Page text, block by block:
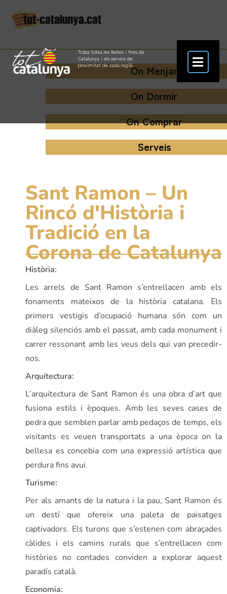
Troba totes les festes i fires de
Catalunya i els serveis de
proximitat de cada regió.On Menjar
On Dormir
On Comprar
Serveis
Sant Ramon – Un
Rincó d'Història i
Tradició en la
Corona de Catalunya
Història:
Les arrels de Sant Ramon s’entrellacen amb els
fonaments mateixos de la història catalana. Els
primers vestigis d’ocupació humana són com un
diàleg silenciós amb el passat, amb cada monument i
carrer ressonant amb les veus dels qui van precedir-
nos.
Arquitectura:
L’arquitectura de Sant Ramon és una obra d’art que
fusiona estils i èpoques. Amb les seves cases de
pedra que semblen parlar amb pedaços de temps, els
visitants es veuen transportats a una època on la
bellesa es concebia com una expressió artística que
perdura fins avui.
Turisme:
Per als amants de la natura i la pau, Sant Ramon és
un destí que ofereix una paleta de paisatges
captivadors. Els turons que s’estenen com abraçades
càlides i els camins rurals que s’entrellacen com
històries no contades conviden a explorar aquest
paradís català.
Economia: